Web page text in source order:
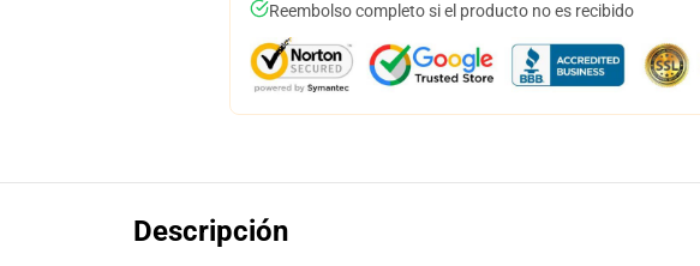
Reembolso completo si el producto no es recibido
Descripción